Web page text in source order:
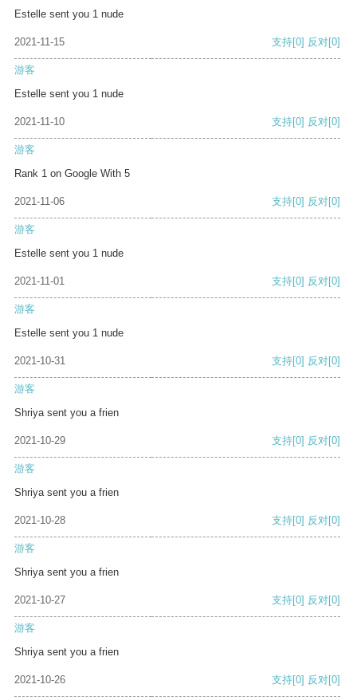
Estelle sent you 1 nude
2021-11-15 支持[0] 反对[0]
游客
Estelle sent you 1 nude
2021-11-10 支持[0] 反对[0]
游客
Rank 1 on Google With 5
2021-11-06 支持[0] 反对[0]
游客
Estelle sent you 1 nude
2021-11-01 支持[0] 反对[0]
游客
Estelle sent you 1 nude
2021-10-31 支持[0] 反对[0]
游客
Shriya sent you a frien
2021-10-29 支持[0] 反对[0]
游客
Shriya sent you a frien
2021-10-28 支持[0] 反对[0]
游客
Shriya sent you a frien
2021-10-27 支持[0] 反对[0]
游客
Shriya sent you a frien
2021-10-26 支持[0] 反对[0]